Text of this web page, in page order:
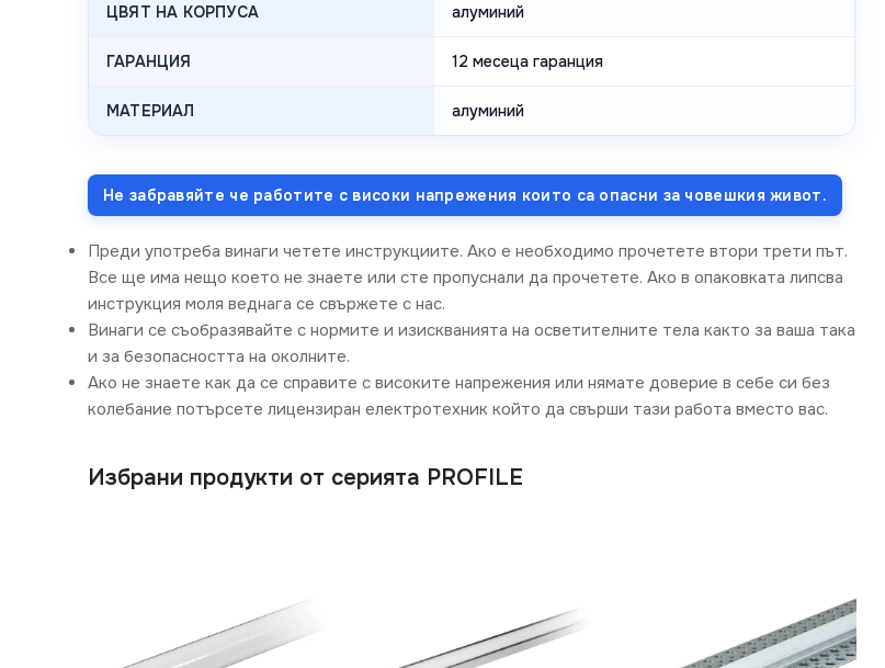
ЦВЯТ НА КОРПУСА алуминий
ГАРАНЦИЯ 12 месеца гаранция
МАТЕРИАЛ алуминий
Не забравяйте че работите с високи напрежения които са опасни за човешкия живот.
Преди употреба винаги четете инструкциите. Ако е необходимо прочетете втори трети път.
Все ще има нещо което не знаете или сте пропуснали да прочетете. Ако в опаковката липсва
инструкция моля веднага се свържете с нас.
Винаги се съобразявайте с нормите и изискванията на осветителните тела както за ваша така
и за безопасността на околните.
Ако не знаете как да се справите с високите напрежения или нямате доверие в себе си без
колебание потърсете лицензиран електротехник който да свърши тази работа вместо вас.
Избрани продукти от серията PROFILE